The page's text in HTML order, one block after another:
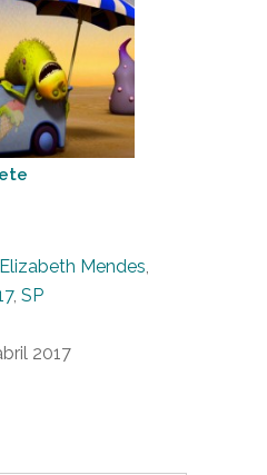
Elizabeth Mendes
, SP
2017